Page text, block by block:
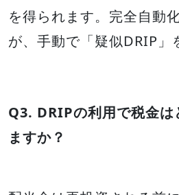
を得られます。完全自動
が、手動で「疑似DRIP」
Q3. DRIPの利用で税金は
ますか？